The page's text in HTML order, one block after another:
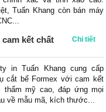
Tuấn Khang còn bán máy
kết chất
Chi tiết
in Tuấn Khang cung cấp
cắt bế Formex với cam kết
thẩm mỹ cao, đáp ứng mọi
về mẫu mã, kích thước...